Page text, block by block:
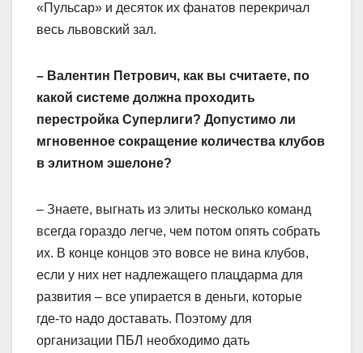
«Пульсар» и десяток их фанатов перекричал
весь львовский зал.
– Валентин Петрович, как вы считаете, по
какой системе должна проходить
перестройка Суперлиги? Допустимо ли
мгновенное сокращение количества клубов
в элитном эшелоне?
– Знаете, выгнать из элиты несколько команд
всегда гораздо легче, чем потом опять собрать
их. В конце концов это вовсе не вина клубов,
если у них нет надлежащего плацдарма для
развития – все упирается в деньги, которые
где-то надо доставать. Поэтому для
организации ПБЛ необходимо дать